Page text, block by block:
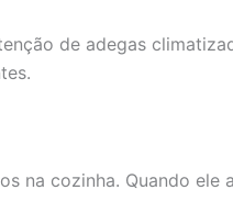
de adegas
na cozinha. Quando